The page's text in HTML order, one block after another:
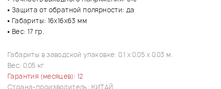
• Защита от обратной полярности: да
• Габариты: 16х16х63 мм
• Вес: 17 гр.
Габариты в заводской упаковке: 0.1 x 0.05 x 0.03 м.
Вес: 0.05 кг
Гарантия (месяцев): 12
Страна-производитель: КИТАЙ